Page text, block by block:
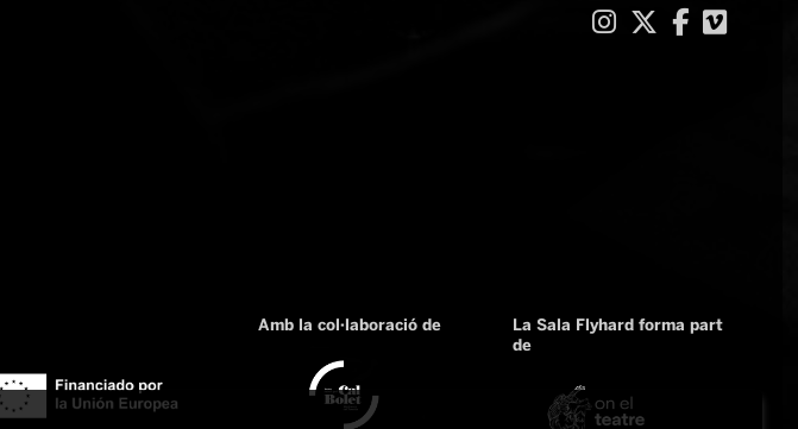
Link aLink a
Link a
Amb la col·laboració de
La Sala Flyhard forma part
de